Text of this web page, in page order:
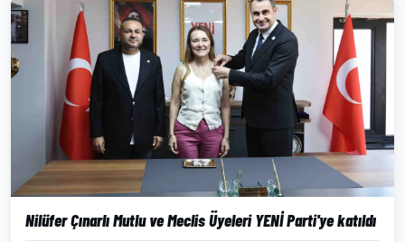
Nilüfer Çınarlı Mutlu ve Meclis Üyeleri YENİ Parti'ye katıldı